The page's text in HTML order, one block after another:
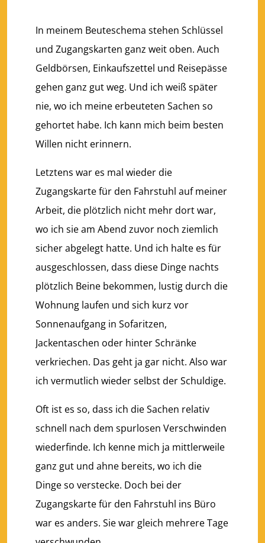
In meinem Beuteschema stehen Schlüssel
und Zugangskarten ganz weit oben. Auch
Geldbörsen, Einkaufszettel und Reisepässe
gehen ganz gut weg. Und ich weiß später
nie, wo ich meine erbeuteten Sachen so
gehortet habe. Ich kann mich beim besten
Willen nicht erinnern.
Letztens war es mal wieder die
Zugangskarte für den Fahrstuhl auf meiner
Arbeit, die plötzlich nicht mehr dort war,
wo ich sie am Abend zuvor noch ziemlich
sicher abgelegt hatte. Und ich halte es für
ausgeschlossen, dass diese Dinge nachts
plötzlich Beine bekommen, lustig durch die
Wohnung laufen und sich kurz vor
Sonnenaufgang in Sofaritzen,
Jackentaschen oder hinter Schränke
verkriechen. Das geht ja gar nicht. Also war
ich vermutlich wieder selbst der Schuldige.
Oft ist es so, dass ich die Sachen relativ
schnell nach dem spurlosen Verschwinden
wiederfinde. Ich kenne mich ja mittlerweile
ganz gut und ahne bereits, wo ich die
Dinge so verstecke. Doch bei der
Zugangskarte für den Fahrstuhl ins Büro
war es anders. Sie war gleich mehrere Tage